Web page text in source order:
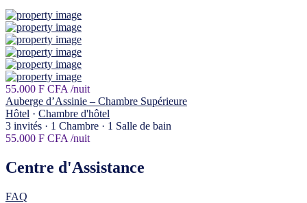
55.000 F CFA /nuit
Auberge d’Assinie – Chambre Supérieure
Hôtel · Chambre d'hôtel
3 invités · 1 Chambre · 1 Salle de bain
55.000 F CFA /nuit
Centre d'Assistance
FAQ